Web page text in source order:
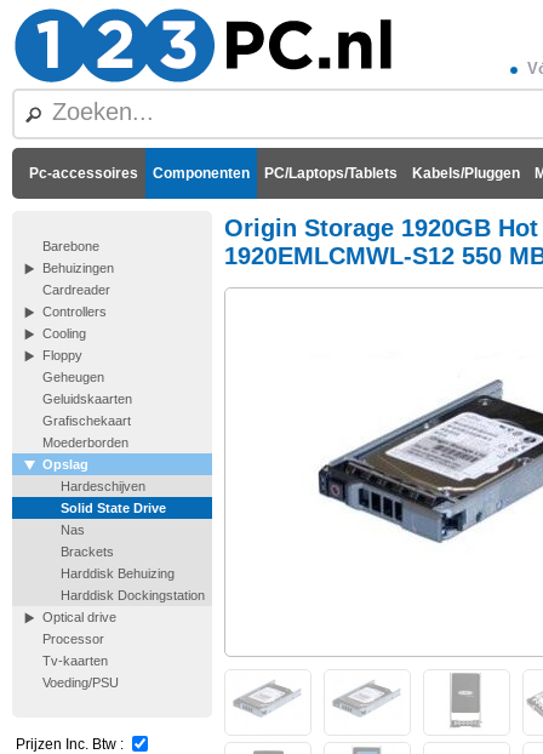
Pc-accessoires Componenten PC/Laptops/Tablets Kabels/Pluggen
Barebone
Behuizingen
Cardreader
Controllers
Cooling
Floppy
Geheugen
Geluidskaarten
Grafischekaart
Moederborden
Opslag
Hardeschijven
Solid State Drive
Nas
Brackets
Harddisk Behuizing
Harddisk Dockingstation
Optical drive
Processor
Tv-kaarten
Voeding/PSU
Prijzen Inc. Btw :
Origin Storage 1920GB
1920EMLCMWL-S12 550